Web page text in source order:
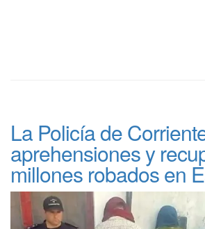
La Policía de
aprehensiones y
millones robados en